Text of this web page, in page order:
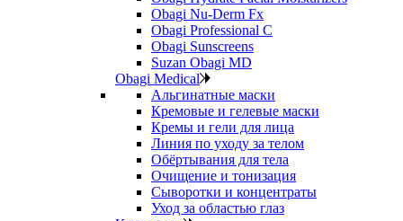
Obagi Nu-Derm Fx
Obagi Professional C
Obagi Sunscreens
Suzan Obagi MD
Obagi Medical
Альгинатные маски
Кремовые и гелевые маски
Кремы и гели для лица
Линия по уходу за телом
Обёртывания для тела
Очищение и тонизация
Сыворотки и концентраты
Уход за областью глаз